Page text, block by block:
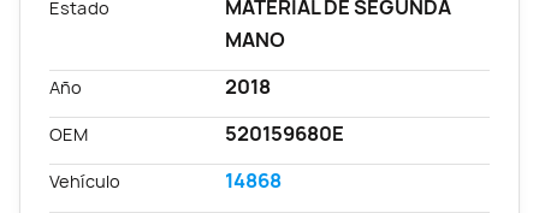
Estado
MATERIAL DE SEGUNDA
MANO
Año 2018
OEM 520159680E
Vehículo 14868